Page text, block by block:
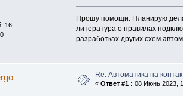
16
Прошу помощи. Планирую
литература о правилах
разработках других схем
Re: Автоматика на
« Ответ #1 : 08 Июнь 2023,